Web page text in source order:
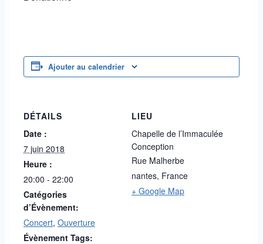
Ajouter au calendrier
DÉTAILS
Date :
7 juin 2018
Heure :
20:00 - 22:00
Catégories
d’Évènement:
Concert, Ouverture
Évènement Tags:
LIEU
Chapelle de l’Immaculée
Conception
Rue Malherbe
nantes, France
+ Google Map